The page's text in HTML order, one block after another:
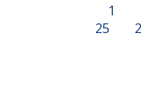
1
25